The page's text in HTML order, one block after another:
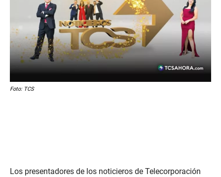
Foto: TCS
Los presentadores de los noticieros de Telecorporación